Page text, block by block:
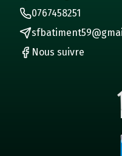
0767458251
Nous suivre